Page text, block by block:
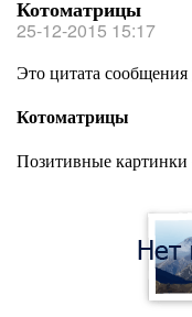
Котоматрицы
25-12-2015 15:17
Это цитата сообщения
Котоматрицы
Позитивные